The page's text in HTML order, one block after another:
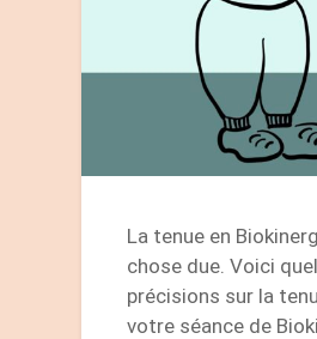
La tenue en
chose due. Voici
précisions sur la
votre séance de